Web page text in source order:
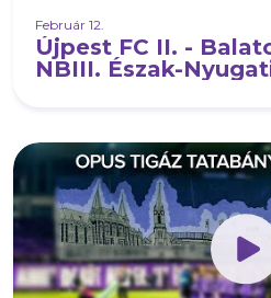
Február 12.
Újpest FC II. -
NBIII. Észak-